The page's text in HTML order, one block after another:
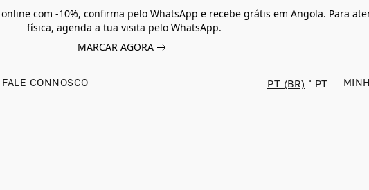
com -10%, confirma pelo WhatsApp e recebe grátis em Angola. Para
física, agenda a tua visita pelo WhatsApp.
MARCAR AGORA
FALE CONNOSCO PT (BR) PT